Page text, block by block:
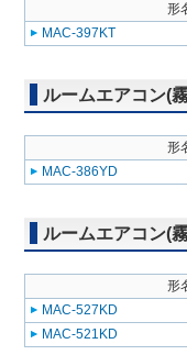
形
MAC-397KT
ルームエアコン(
形
MAC-386YD
ルームエアコン(
形
MAC-527KD
MAC-521KD